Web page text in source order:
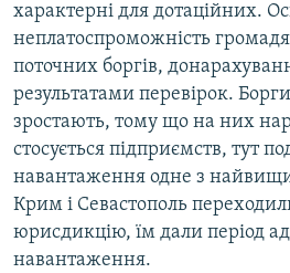
характерні для дотаційних.
неплатоспроможність
поточних боргів,
результатами перевірок.
зростають, тому що на них
стосується підприємств, тут
навантаження одне з
Крим і Севастополь
юрисдикцію, їм дали період
навантаження.